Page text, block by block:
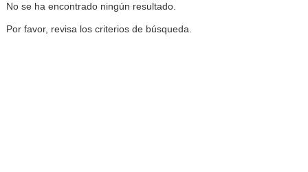
No se ha encontrado ningún resultado.
Por favor, revisa los criterios de búsqueda.